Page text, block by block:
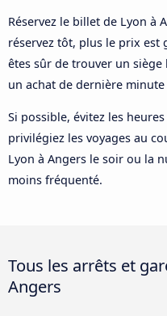
Réservez le billet de Lyon à
réservez tôt, plus le prix est
êtes sûr de trouver un
un achat de dernière
Si possible, évitez les
privilégiez les voyages au
Lyon à Angers le soir ou la
moins fréquenté.
Tous les arrêts et
Angers